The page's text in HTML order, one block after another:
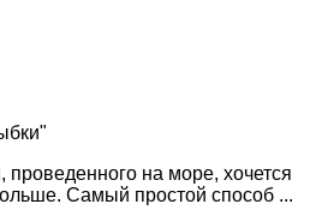
на море, хочется
Самый простой способ ...